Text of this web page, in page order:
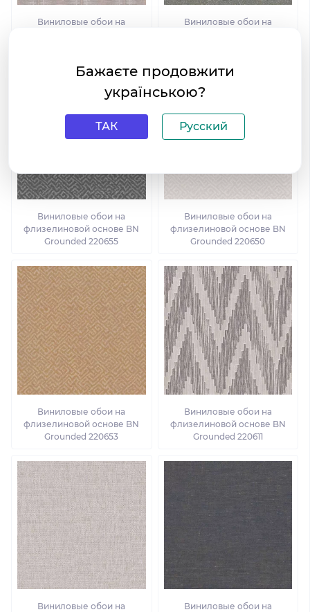
Виниловые обои на
Виниловые обои на
Виниловые обои на
флизелиновой основе BN
Grounded 220655
Виниловые обои на
флизелиновой основе BN
Grounded 220650
Виниловые обои на
флизелиновой основе BN
Grounded 220653
Виниловые обои на
флизелиновой основе BN
Grounded 220611
Виниловые обои на
Виниловые обои на
Бажаєте продовжити
українською?
ТАК Русский